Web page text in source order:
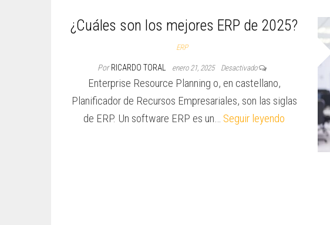
¿Cuáles son los mejores ERP de 2025?
ERP
Por RICARDO TORAL enero 21, 2025 Desactivado
Enterprise Resource Planning o, en castellano,
Planificador de Recursos Empresariales, son las siglas
de ERP. Un software ERP es un… Seguir leyendo